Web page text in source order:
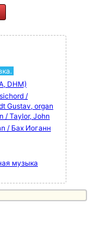
DHM)
/
Gustav, organ
/ Taylor, John
/ Бах Иоганн
музыка